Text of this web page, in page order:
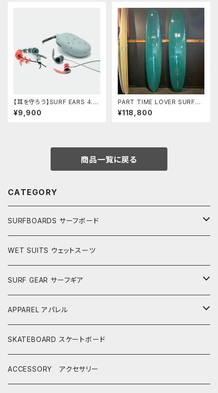
【耳を守ろう】SURF EARS 4.0
耳栓 音の聞こえる耳栓 サ
ーフイアー
¥9,900
PART TIME LOVER SURFB
OARDS 『THE STRANGER』
9'3" PIN LOG
¥118,800
商品一覧に戻る
CATEGORY
SURFBOARDS サーフボード
LONGBOARDS ロングボード
AKIRA ISHIZUKA
CASH SURFBOARDS
SHORTBOARDS ショートボード
CASH SUFBOARDS
CEANO SURFBOARDS
MID LENGTH ミッドレングス
CASH SURFBOARDS
CEANO SURFBOARDS
USEDBOARDS 中古サーフボード
SOFTBOARDS ソフトボード
WET SUITS ウェットスーツ
SURF GEAR サーフギア
FIN
LEASH
DECKPAD
APPAREL アパレル
HURLEY
VISSLA
SKATEBOARD スケートボード
ACCESSORY アクセサリー